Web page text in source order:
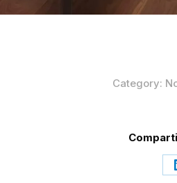
Category: